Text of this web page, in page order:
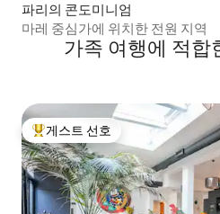
파리의 콘도미니엄
마레 중심가에 위치한 전원 지역
가족 여행에 적합
상위 게스트 선호
게스트 선호